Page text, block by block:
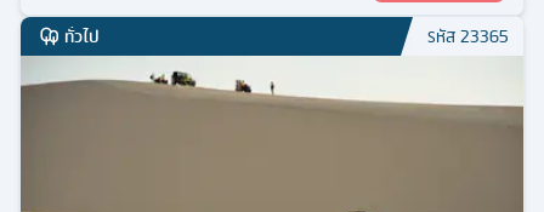
ทั่วไป รหัส23365